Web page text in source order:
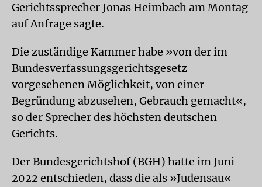
Gerichtssprecher Jonas Heimbach am Montag
auf Anfrage sagte.
Die zuständige Kammer habe »von der im
Bundesverfassungsgerichtsgesetz
vorgesehenen Möglichkeit, von einer
Begründung abzusehen, Gebrauch gemacht«,
so der Sprecher des höchsten deutschen
Gerichts.
Der Bundesgerichtshof (BGH) hatte im Juni
2022 entschieden, dass die als »Judensau«